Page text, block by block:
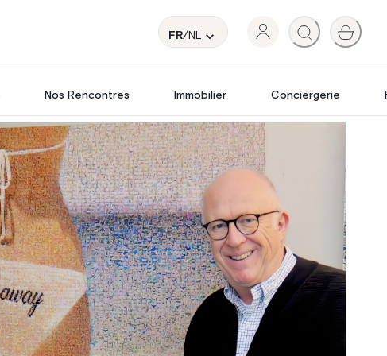
FR/NL
Nos Rencontres Immobilier Conciergerie